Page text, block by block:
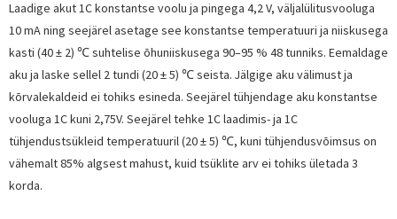
Laadige akut 1C konstantse voolu ja pingega 4,2 V, väljalülitusvooluga
10 mA ning seejärel asetage see konstantse temperatuuri ja niiskusega
kasti (40 ± 2) ℃ suhtelise õhuniiskusega 90–95 % 48 tunniks. Eemaldage
aku ja laske sellel 2 tundi (20 ± 5) ℃ seista. Jälgige aku välimust ja
kõrvalekaldeid ei tohiks esineda. Seejärel tühjendage aku konstantse
vooluga 1C kuni 2,75V. Seejärel tehke 1C laadimis- ja 1C
tühjendustsükleid temperatuuril (20 ± 5) ℃, kuni tühjendusvõimsus on
vähemalt 85% algsest mahust, kuid tsüklite arv ei tohiks ületada 3
korda.